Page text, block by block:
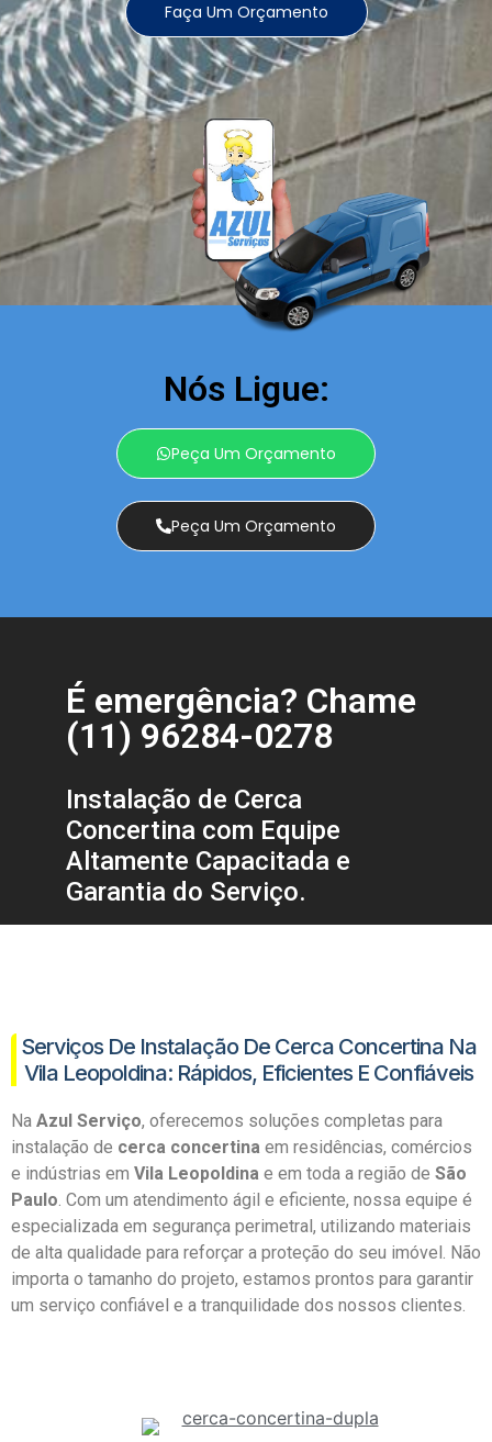
Faça Um Orçamento
Nós Ligue:
Peça Um Orçamento
Peça Um Orçamento
É emergência? Chame
(11) 96284-0278
Instalação de Cerca
Concertina com Equipe
Altamente Capacitada e
Garantia do Serviço.
Serviços De Instalação De Cerca Concertina Na
Vila Leopoldina: Rápidos, Eficientes E Confiáveis
Na Azul Serviço, oferecemos soluções completas para
instalação de cerca concertina em residências, comércios
e indústrias em Vila Leopoldina e em toda a região de São
Paulo. Com um atendimento ágil e eficiente, nossa equipe é
especializada em segurança perimetral, utilizando materiais
de alta qualidade para reforçar a proteção do seu imóvel. Não
importa o tamanho do projeto, estamos prontos para garantir
um serviço confiável e a tranquilidade dos nossos clientes.